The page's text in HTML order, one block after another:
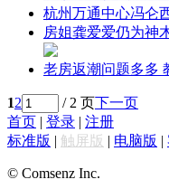
杭州万通中心冯仑
房姐龚爱爱仍为神
老房返潮问题多多
12 / 2 页下一页
首页 | 登录 | 注册
标准版 | 触屏版 | 电脑版 |
© Comsenz Inc.